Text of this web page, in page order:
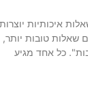
איכותיות
שאלות טובות
כל אחד מגיע